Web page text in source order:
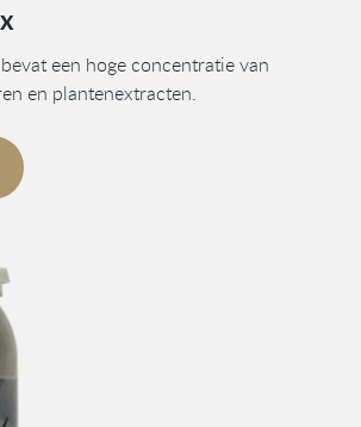
een hoge concentratie van
en plantenextracten.